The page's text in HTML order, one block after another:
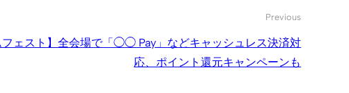
Previous
フェスト】全会場で「◯◯ Pay」などキャッシュレス決済対
応、ポイント還元キャンペーンも